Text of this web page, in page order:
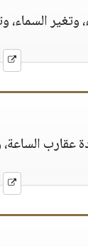
السماء،
الساعة،